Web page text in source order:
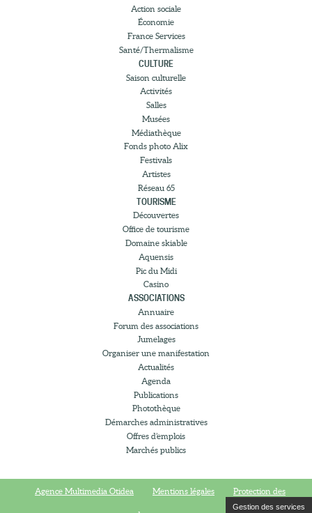
Action sociale
Économie
France Services
Santé/Thermalisme
CULTURE
Saison culturelle
Activités
Salles
Musées
Médiathèque
Fonds photo Alix
Festivals
Artistes
Réseau 65
TOURISME
Découvertes
Office de tourisme
Domaine skiable
Aquensis
Pic du Midi
Casino
ASSOCIATIONS
Annuaire
Forum des associations
Jumelages
Organiser une manifestation
Actualités
Agenda
Publications
Photothèque
Démarches administratives
Offres d’emplois
Marchés publics
Agence Multimedia Otidea Mentions légales Protection des
Gestion des services